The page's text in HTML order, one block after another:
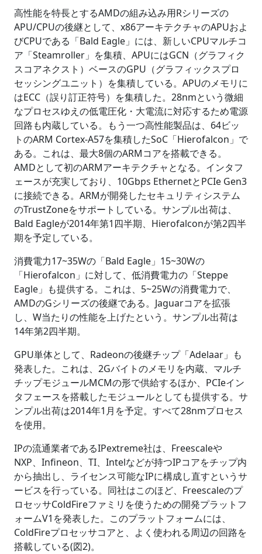
高性能を特長とするAMDの組み込み用Rシリーズの
APU/CPUの後継として、x86アーキテクチャのAPUおよ
びCPUである「Bald Eagle」には、新しいCPUマルチコ
ア「Steamroller」を集積、APUにはGCN（グラフィク
スコアネクスト）ベースのGPU（グラフィックスプロ
セッシングユニット）を集積している。APUのメモリに
はECC（誤り訂正符号）を集積した。28nmという微細
なプロセスゆえの低電圧化・大電流に対応するため電源
回路も内蔵している。もう一つ高性能製品は、64ビッ
トのARM Cortex-A57を集積したSoC「Hierofalcon」で
ある。これは、最大8個のARMコアを搭載できる。
AMDとして初のARMアーキテクチャとなる。インタフ
ェースが充実しており、10Gbps EthernetとPCIe Gen3
に接続できる。ARMが開発したセキュリティシステム
のTrustZoneをサポートしている。サンプル出荷は、
Bald Eagleが2014年第1四半期、Hierofalconが第2四半
期を予定している。
消費電力17~35Wの「Bald Eagle」15~30Wの
「Hierofalcon」に対して、低消費電力の「Steppe
Eagle」も提供する。これは、5~25Wの消費電力で、
AMDのGシリーズの後継である。Jaguarコアを拡張
し、W当たりの性能を上げたという。サンプル出荷は
14年第2四半期。
GPU単体として、Radeonの後継チップ「Adelaar」も
発表した。これは、2Gバイトのメモリを内蔵、マルチ
チップモジュールMCMの形で供給するほか、PCIeイン
タフェースを搭載したモジュールとしても提供する。サ
ンプル出荷は2014年1月を予定。すべて28nmプロセス
を使用。
IPの流通業者であるIPextreme社は、Freescaleや
NXP、Infineon、TI、Intelなどが持つIPコアをチップ内
から抽出し、ライセンス可能なIPに構成し直すというサ
ービスを行っている。同社はこのほど、Freescaleのプ
ロセッサColdFireファミリを使うための開発プラットフ
ォームV1を発表した。このプラットフォームには、
ColdFireプロセッサコアと、よく使われる周辺の回路を
搭載している(図2)。